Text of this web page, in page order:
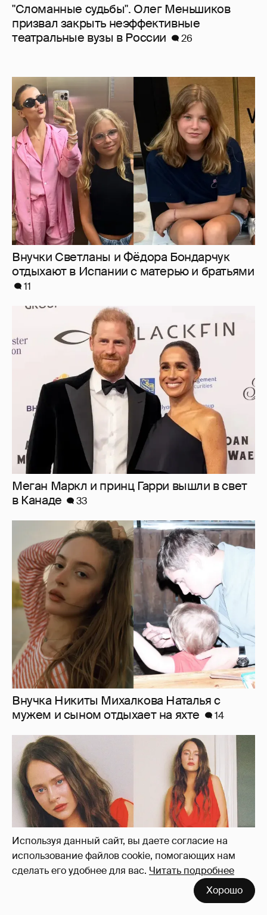
Используя данный сайт, вы даете согласие на
использование файлов cookie, помогающих нам
сделать его удобнее для вас. Читать подробнее
Хорошо
"Сломанные судьбы". Олег Меньшиков
призвал закрыть неэффективные
театральные вузы в России
26
Внучки Светланы и Фёдора Бондарчук
отдыхают в Испании с матерью и братьями
11
Меган Маркл и принц Гарри вышли в свет
в Канаде
33
Внучка Никиты Михалкова Наталья с
мужем и сыном отдыхает на яхте
14